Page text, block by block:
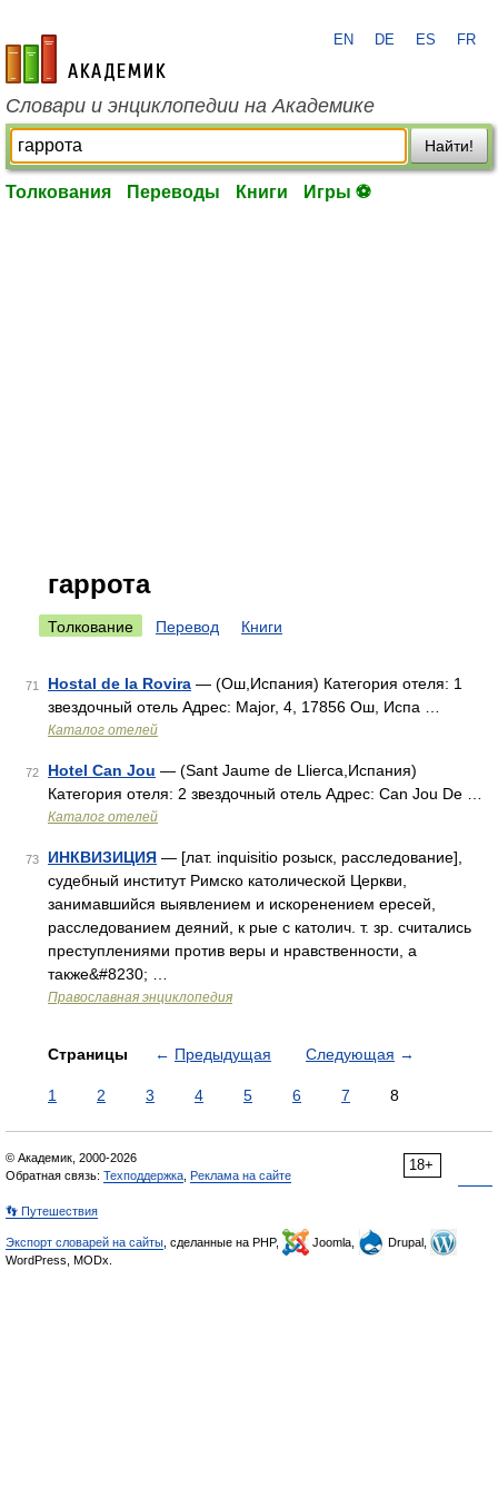
academic.ru
EN DE ES FR
Словари и энциклопедии на Академике
Найти!
Толкования Переводы Книги Игры ⚽
гаррота
Толкование Перевод Книги
71 Hostal de la Rovira — (Ош,Испания) Категория отеля: 1
звездочный отель Адрес: Major, 4, 17856 Ош, Испа …
Каталог отелей
72 Hotel Can Jou — (Sant Jaume de Llierca,Испания)
Категория отеля: 2 звездочный отель Адрес: Can Jou De …
Каталог отелей
73 ИНКВИЗИЦИЯ — [лат. inquisitio розыск, расследование],
судебный институт Римско католической Церкви,
занимавшийся выявлением и искоренением ересей,
расследованием деяний, к рые с католич. т. зр. считались
преступлениями против веры и нравственности, а
также&#8230; …
Православная энциклопедия
Страницы ← Предыдущая Следующая →
1 2 3 4 5 6 7 8
18+
© Академик, 2000-2026
Обратная связь: Техподдержка Реклама на сайте
👣 Путешествия
Экспорт словарей на сайты , сделанные на PHP, Joomla,
Drupal,
WordPress, MODx.